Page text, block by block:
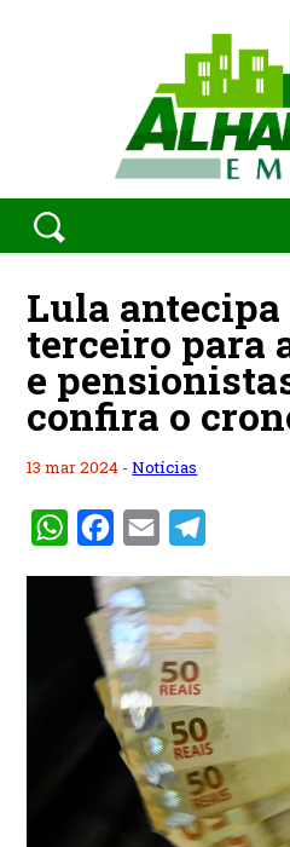
Lula antecipa
terceiro para
e
confira o
13 mar 2024 -Notícias
WhatsAppFacebook
Email